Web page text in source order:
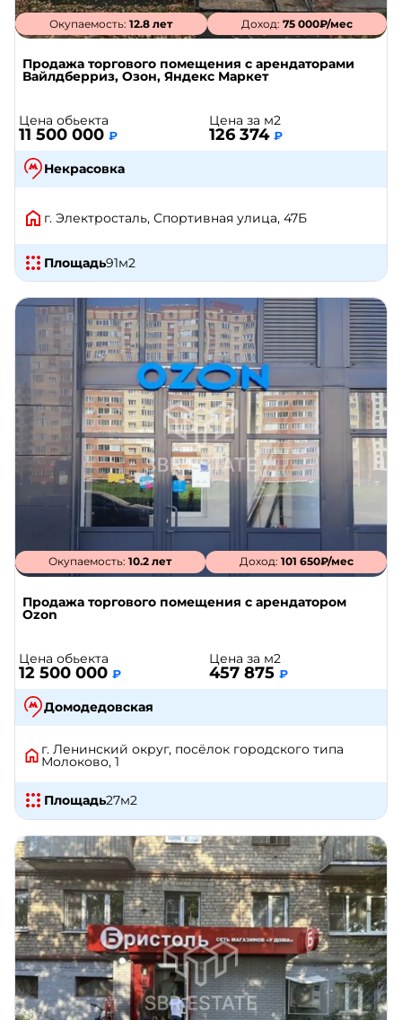
Окупаемость:12.8 лет Доход: 75 000₽/мес
Продажа торгового помещения с арендаторами
Вайлдберриз, Озон, Яндекс Маркет
Цена обьекта
11 500 000 ₽
Цена за м2
126 374 ₽
Некрасовка
г. Электросталь, Спортивная улица, 47Б
Площадь91м2
Окупаемость:10.2 лет Доход: 101 650₽/мес
Продажа торгового помещения с арендатором
Ozon
Цена обьекта
12 500 000 ₽
Цена за м2
457 875 ₽
Домодедовская
г. Ленинский округ, посёлок городского типа
Молоково, 1
Площадь27м2